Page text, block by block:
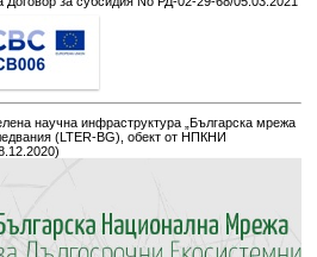
научна инфраструктура „Българска мрежа
(LTER-BG), обект от НПКНИ